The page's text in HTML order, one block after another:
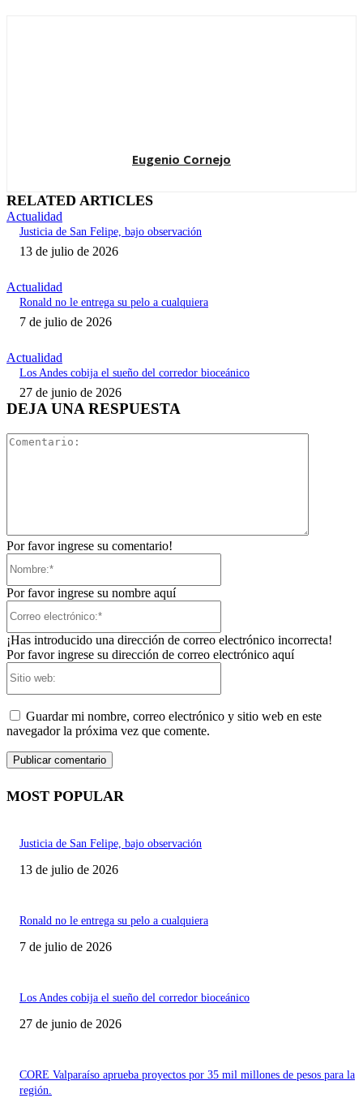
Eugenio Cornejo
RELATED ARTICLES
Actualidad
Justicia de San Felipe, bajo observación
13 de julio de 2026
Actualidad
Ronald no le entrega su pelo a cualquiera
7 de julio de 2026
Actualidad
Los Andes cobija el sueño del corredor bioceánico
27 de junio de 2026
DEJA UNA RESPUESTA
Por favor ingrese su comentario!
Por favor ingrese su nombre aquí
¡Has introducido una dirección de correo electrónico incorrecta!
Por favor ingrese su dirección de correo electrónico aquí
Guardar mi nombre, correo electrónico y sitio web en este
navegador la próxima vez que comente.
MOST POPULAR
Justicia de San Felipe, bajo observación
13 de julio de 2026
Ronald no le entrega su pelo a cualquiera
7 de julio de 2026
Los Andes cobija el sueño del corredor bioceánico
27 de junio de 2026
CORE Valparaíso aprueba proyectos por 35 mil millones de pesos para la
región.